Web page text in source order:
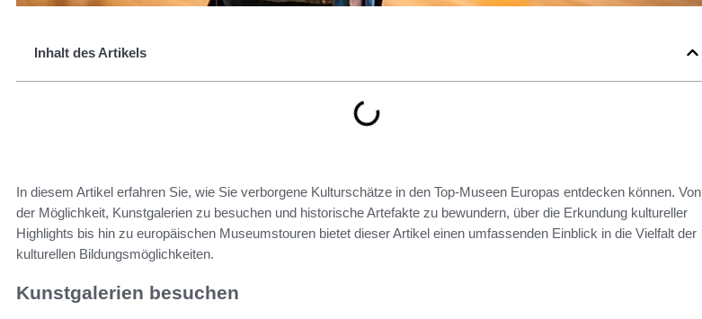
Inhalt des Artikels
In diesem Artikel erfahren Sie, wie Sie verborgene Kulturschätze in den Top-Museen Europas entdecken können. Von
der Möglichkeit, Kunstgalerien zu besuchen und historische Artefakte zu bewundern, über die Erkundung kultureller
Highlights bis hin zu europäischen Museumstouren bietet dieser Artikel einen umfassenden Einblick in die Vielfalt der
kulturellen Bildungsmöglichkeiten.
Kunstgalerien besuchen